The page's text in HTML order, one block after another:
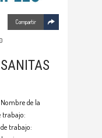
Compartir
de la
trabajo:
trabajo: